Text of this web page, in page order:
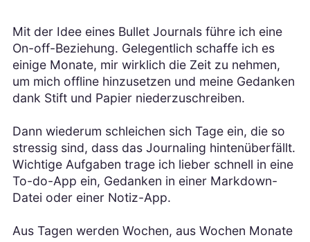
Mit der Idee eines Bullet Journals führe ich eine
On-off-Beziehung. Gelegentlich schaffe ich es
einige Monate, mir wirklich die Zeit zu nehmen,
um mich offline hinzusetzen und meine Gedanken
dank Stift und Papier niederzuschreiben.
Dann wiederum schleichen sich Tage ein, die so
stressig sind, dass das Journaling hintenüberfällt.
Wichtige Aufgaben trage ich lieber schnell in eine
To-do-App ein, Gedanken in einer Markdown-
Datei oder einer Notiz-App.
Aus Tagen werden Wochen, aus Wochen Monate